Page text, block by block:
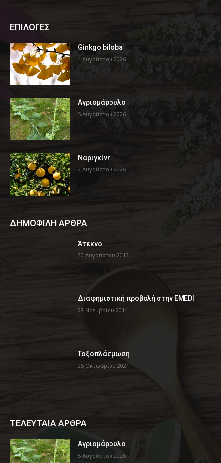
ΕΠΙΛΟΓΕΣ
Ginkgo biloba
4 Αυγούστου 2026
Αγριομάρουλο
5 Αυγούστου 2026
Ναριγκίνη
2 Αυγούστου 2026
ΔΗΜΟΦΙΛΗ ΑΡΘΡΑ
Άτεκνο
30 Αυγούστου 2013
Διαφημιστική προβολή στην EMEDI
28 Νοεμβρίου 2014
Τοξοπλάσμωση
25 Οκτωβρίου 2021
ΤΕΛΕΥΤΑΙΑ ΑΡΘΡΑ
Αγριομάρουλο
5 Αυγούστου 2026